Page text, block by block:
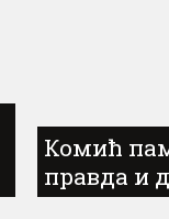
Комић
правда и